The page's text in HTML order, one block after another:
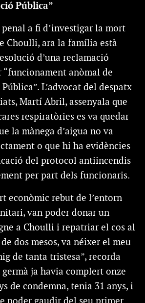
Pública”
a fi d’investigar la mort
Choulli, ara la família està
d’una reclamació
anòmal de
L’advocat del despatx
Martí Abril, assenyala que
respiratòries es va quedar
la mànega d’aigua no va
o que hi ha evidències
del protocol antiincendis
per part dels funcionaris.
econòmic rebut de l’entorn
van poder donar un
a Choulli i repatriar el cos al
dos mesos, va néixer el meu
de tanta tristesa”, recorda
germà ja havia complert onze
de condemna, tenia 31 anys, i